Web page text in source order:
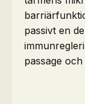
passivt en
passage